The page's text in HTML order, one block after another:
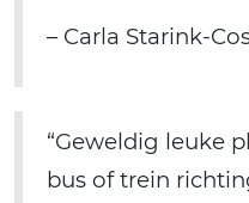
– Carla Starink-
“Geweldig leuke
bus of trein